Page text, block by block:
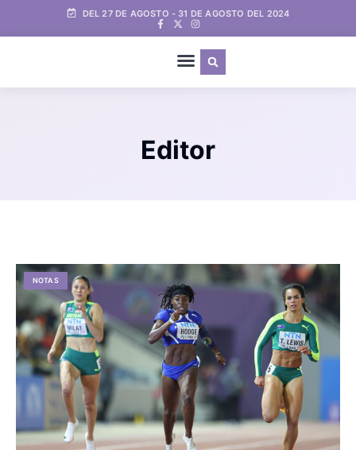
DEL 27 DE AGOSTO - 31 DE AGOSTO DEL 2024
Editor
NOTAS